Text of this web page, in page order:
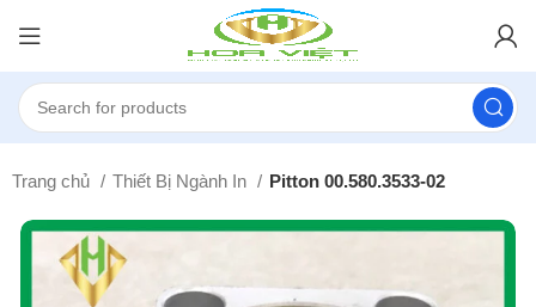
Trang chủ Thiết Bị Ngành In Pitton 00.580.3533-02